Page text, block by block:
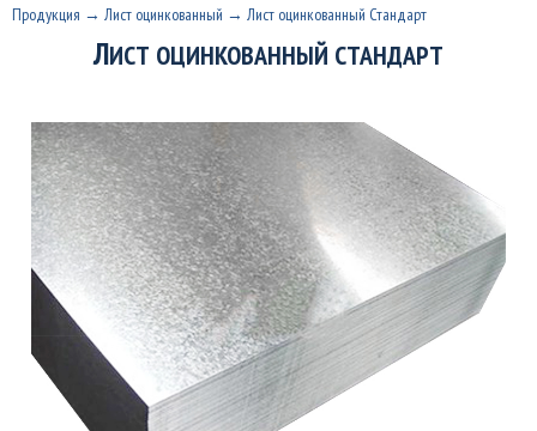
Продукция → Лист оцинкованный → Лист оцинкованный Стандарт
ЛИСТ ОЦИНКОВАННЫЙ СТАНДАРТ